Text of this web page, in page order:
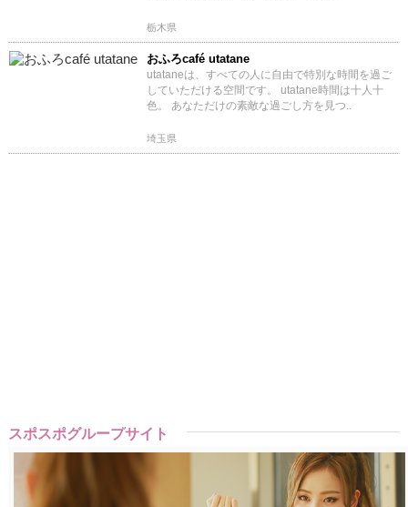
栃木県
おふろcafé utatane
utataneは、すべての人に自由で特別な時間を過ご
していただける空間です。 utatane時間は十人十
色。 あなただけの素敵な過ごし方を見つ..
埼玉県
スポスポグループサイト